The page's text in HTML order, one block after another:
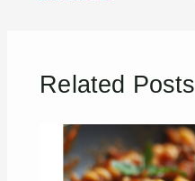
Related Posts